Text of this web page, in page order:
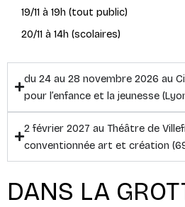
19/11 à 19h (tout public)
20/11 à 14h (scolaires)
du 24 au 28 novembre 2026 au
pour l’enfance et la jeunesse
2 février 2027 au Théâtre de
conventionnée art et création
DANS LA